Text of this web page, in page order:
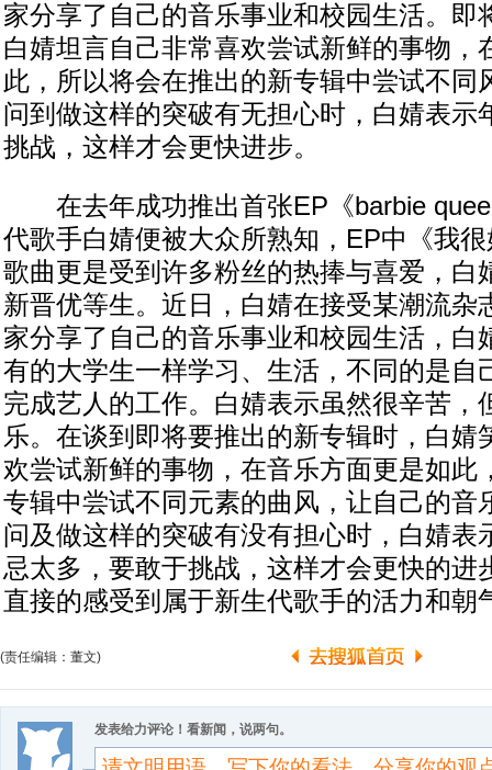
家分享了自己的音乐事业和校园生活。即
白婧坦言自己非常喜欢尝试新鲜的事物，
此，所以将会在推出的新专辑中尝试不同
问到做这样的突破有无担心时，白婧表示
挑战，这样才会更快进步。
在去年成功推出首张EP《barbie
代歌手白婧便被大众所熟知，EP中《我
歌曲更是受到许多粉丝的热捧与喜爱，白
新晋优等生。近日，白婧在接受某潮流杂
家分享了自己的音乐事业和校园生活，白
有的大学生一样学习、生活，不同的是自
完成艺人的工作。白婧表示虽然很辛苦，
乐。在谈到即将要推出的新专辑时，白婧
欢尝试新鲜的事物，在音乐方面更是如此
专辑中尝试不同元素的曲风，让自己的音
问及做这样的突破有没有担心时，白婧表
忌太多，要敢于挑战，这样才会更快的进
直接的感受到属于新生代歌手的活力和朝
(责任编辑：董文)
发表给力评论！看新闻，说两句。